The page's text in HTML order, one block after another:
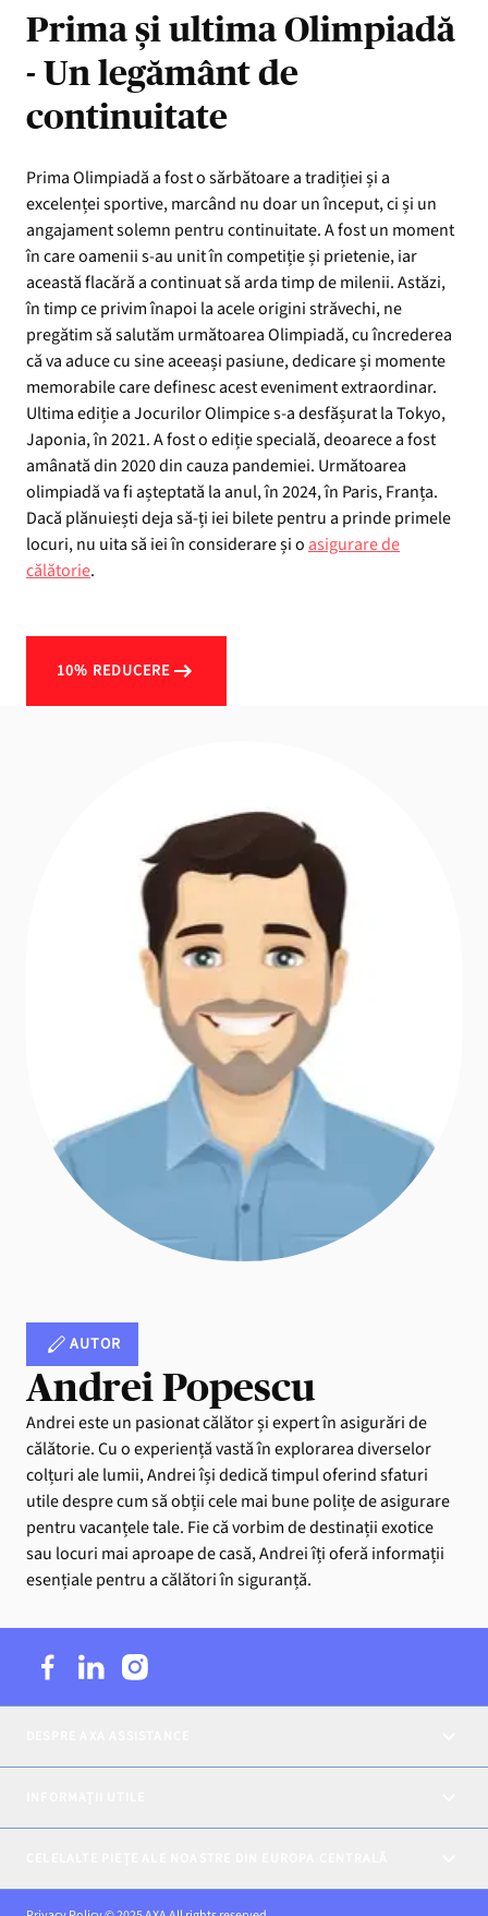
Prima și ultima Olimpiadă
- Un legământ de
continuitate
Prima Olimpiadă a fost o sărbătoare a tradiției și a
excelenței sportive, marcând nu doar un început, ci și un
angajament solemn pentru continuitate. A fost un moment
în care oamenii s-au unit în competiție și prietenie, iar
această flacără a continuat să arda timp de milenii. Astăzi,
în timp ce privim înapoi la acele origini străvechi, ne
pregătim să salutăm următoarea Olimpiadă, cu încrederea
că va aduce cu sine aceeași pasiune, dedicare și momente
memorabile care definesc acest eveniment extraordinar.
Ultima ediție a Jocurilor Olimpice s-a desfășurat la Tokyo,
Japonia, în 2021. A fost o ediție specială, deoarece a fost
amânată din 2020 din cauza pandemiei. Următoarea
olimpiadă va fi așteptată la anul, în 2024, în Paris, Franța.
Dacă plănuiești deja să-ți iei bilete pentru a prinde primele
locuri, nu uita să iei în considerare și o asigurare de
călătorie.
10% REDUCERE
AUTOR
Andrei Popescu
Andrei este un pasionat călător și expert în asigurări de
călătorie. Cu o experiență vastă în explorarea diverselor
colțuri ale lumii, Andrei își dedică timpul oferind sfaturi
utile despre cum să obții cele mai bune polițe de asigurare
pentru vacanțele tale. Fie că vorbim de destinații exotice
sau locuri mai aproape de casă, Andrei îți oferă informații
esențiale pentru a călători în siguranță.